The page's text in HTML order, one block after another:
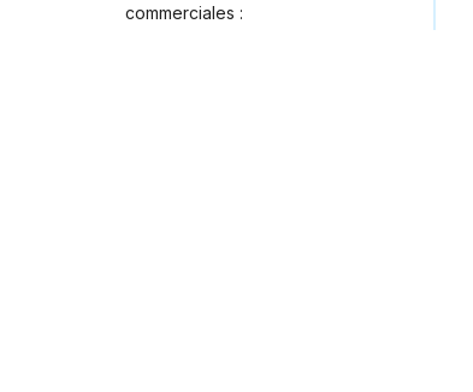
commerciales :